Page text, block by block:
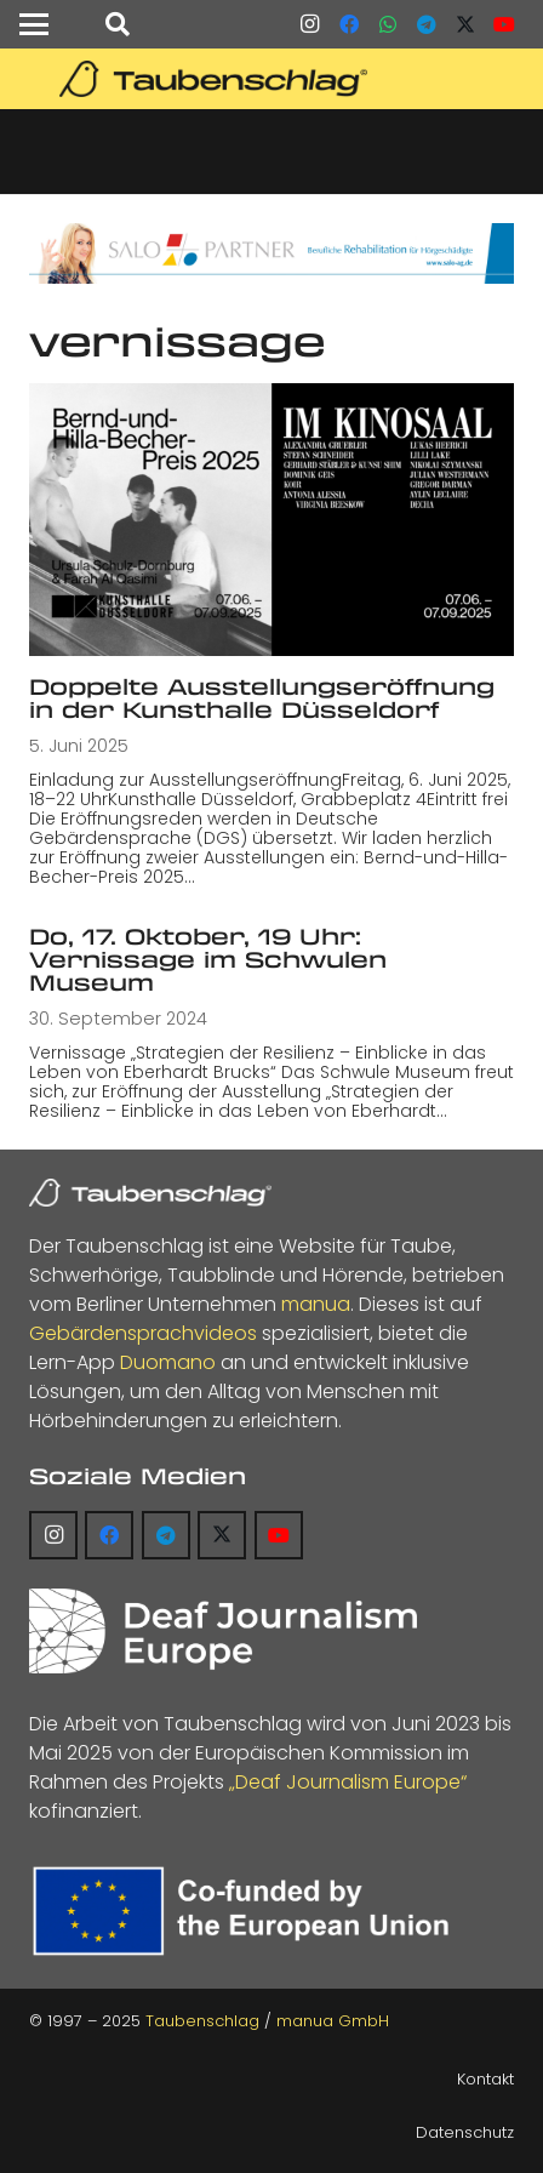
vernissage
Doppelte Ausstellungseröffnung
in der Kunsthalle Düsseldorf
5. Juni 2025
Einladung zur AusstellungseröffnungFreitag, 6. Juni 2025,
18–22 UhrKunsthalle Düsseldorf, Grabbeplatz 4Eintritt frei
Die Eröffnungsreden werden in Deutsche
Gebärdensprache (DGS) übersetzt. Wir laden herzlich
zur Eröffnung zweier Ausstellungen ein: Bernd-und-Hilla-
Becher-Preis 2025…
Do, 17. Oktober, 19 Uhr:
Vernissage im Schwulen
Museum
30. September 2024
Vernissage „Strategien der Resilienz – Einblicke in das
Leben von Eberhardt Brucks“ Das Schwule Museum freut
sich, zur Eröffnung der Ausstellung „Strategien der
Resilienz – Einblicke in das Leben von Eberhardt…
Der Taubenschlag ist eine Website für Taube,
Schwerhörige, Taubblinde und Hörende, betrieben
vom Berliner Unternehmen manua. Dieses ist auf
Gebärdensprachvideos spezialisiert, bietet die
Lern-App Duomano an und entwickelt inklusive
Lösungen, um den Alltag von Menschen mit
Hörbehinderungen zu erleichtern.
Soziale Medien
Die Arbeit von Taubenschlag wird von Juni 2023 bis
Mai 2025 von der Europäischen Kommission im
Rahmen des Projekts „Deaf Journalism Europe“
kofinanziert.
© 1997 – 2025 Taubenschlag / manua GmbH
Kontakt
Datenschutz